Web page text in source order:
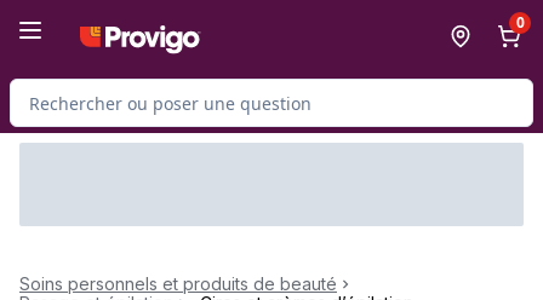
0
Rechercher des produits
Soins personnels et produits de beauté